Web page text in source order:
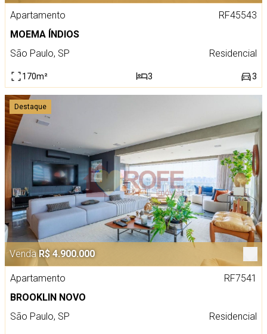
Apartamento
RF45543
MOEMA ÍNDIOS
São Paulo, SP
Residencial
170m² 3 3
Destaque
Venda R$ 4.900.000
Apartamento
RF7541
BROOKLIN NOVO
São Paulo, SP
Residencial